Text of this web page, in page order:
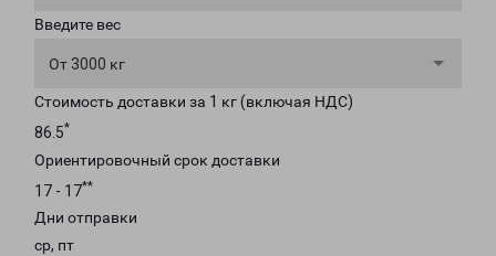
Введите вес
От 3000 кг
Стоимость доставки за 1 кг (включая НДС)
86.5*
Ориентировочный срок доставки
17 - 17**
Дни отправки
ср, пт